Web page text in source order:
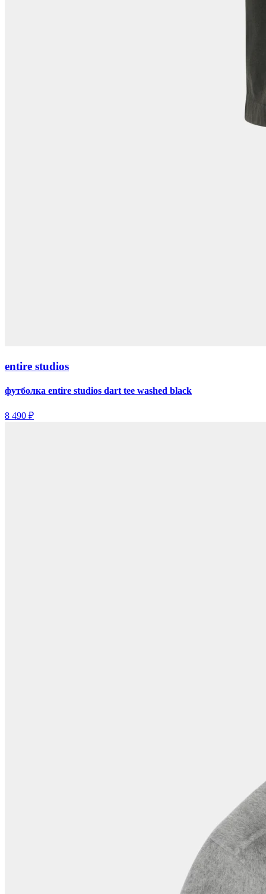
entire studios
футболка entire studios dart tee washed black
8 490 ₽